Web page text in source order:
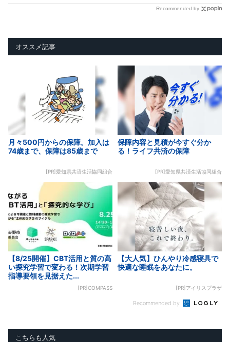
Recommended by
オススメ記事
月々500円からの保障。加入は
74歳まで、保障は85歳まで
[PR]愛知県共済生活協同組合
保障内容と見積が今すぐ分か
る！ライフ共済の保障
[PR]愛知県共済生活協同組合
【8/25開催】CBT活用と質の高
い探究学習で変わる！次期学習
指導要領を見据えた...
[PR]COMPASS
【大人気】ひんやり冷感寝具で
快適な睡眠をあなたに。
[PR]アイリスプラザ
Recommended by
こちらも人気